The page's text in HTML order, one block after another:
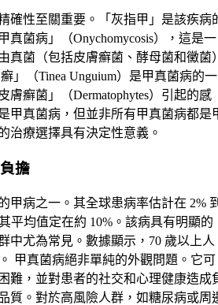
確性至關重要。「灰指甲」是該疾病
真菌病」（Onychomycosis），這是一
真菌（包括皮膚癬菌、酵母菌和黴菌
」（Tinea Unguium）是甲真菌病的一
膚癬菌」（Dermatophytes）引起的感
甲真菌病，但並非所有甲真菌病都是
治療選擇具有決定性意義。
擔
甲病之一。其全球患病率估計在 2%
平均值定在約 10%。該病具有明顯的
中尤為常見。數據顯示，70 歲以上人
甲真菌病絕非單純的外觀問題。它可
難，並對患者的社交和心理健康造成
質。對於高風險人群，如糖尿病或周